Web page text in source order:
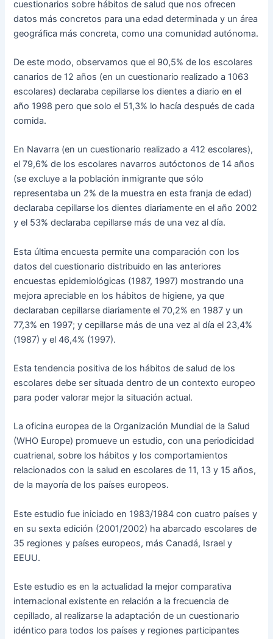
cuestionarios sobre hábitos de salud que nos ofrecen
datos más concretos para una edad determinada y un área
geográfica más concreta, como una comunidad autónoma.
De este modo, observamos que el 90,5% de los escolares
canarios de 12 años (en un cuestionario realizado a 1063
escolares) declaraba cepillarse los dientes a diario en el
año 1998 pero que solo el 51,3% lo hacía después de cada
comida.
En Navarra (en un cuestionario realizado a 412 escolares),
el 79,6% de los escolares navarros autóctonos de 14 años
(se excluye a la población inmigrante que sólo
representaba un 2% de la muestra en esta franja de edad)
declaraba cepillarse los dientes diariamente en el año 2002
y el 53% declaraba cepillarse más de una vez al día.
Esta última encuesta permite una comparación con los
datos del cuestionario distribuido en las anteriores
encuestas epidemiológicas (1987, 1997) mostrando una
mejora apreciable en los hábitos de higiene, ya que
declaraban cepillarse diariamente el 70,2% en 1987 y un
77,3% en 1997; y cepillarse más de una vez al día el 23,4%
(1987) y el 46,4% (1997).
Esta tendencia positiva de los hábitos de salud de los
escolares debe ser situada dentro de un contexto europeo
para poder valorar mejor la situación actual.
La oficina europea de la Organización Mundial de la Salud
(WHO Europe) promueve un estudio, con una periodicidad
cuatrienal, sobre los hábitos y los comportamientos
relacionados con la salud en escolares de 11, 13 y 15 años,
de la mayoría de los países europeos.
Este estudio fue iniciado en 1983/1984 con cuatro países y
en su sexta edición (2001/2002) ha abarcado escolares de
35 regiones y países europeos, más Canadá, Israel y
EEUU.
Este estudio es en la actualidad la mejor comparativa
internacional existente en relación a la frecuencia de
cepillado, al realizarse la adaptación de un cuestionario
idéntico para todos los países y regiones participantes